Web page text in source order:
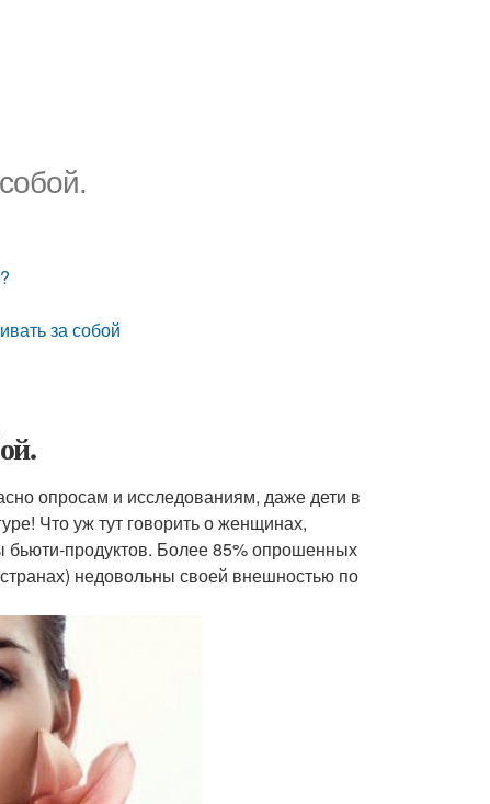
за собой
опросам и исследованиям, даже дети в
Что уж тут говорить о женщинах,
бьюти-продуктов. Более 85% опрошенных
недовольны своей внешностью по